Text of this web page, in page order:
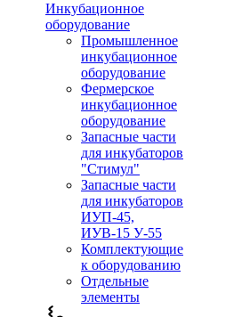
Инкубационное
оборудование
Промышленное
инкубационное
оборудование
Фермерское
инкубационное
оборудование
Запасные части
для инкубаторов
"Стимул"
Запасные части
для инкубаторов
ИУП-45,
ИУВ-15 У-55
Комплектующие
к оборудованию
Отдельные
элементы